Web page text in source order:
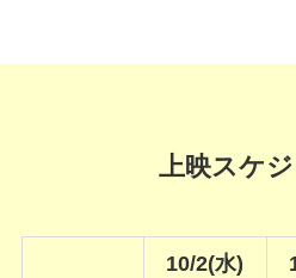
上映スケ
10/2(水)